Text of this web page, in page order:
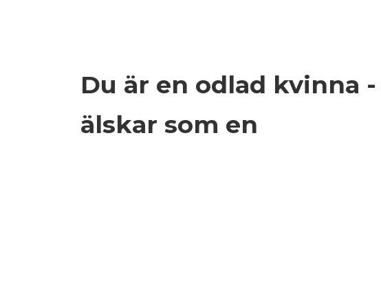
Du är en odlad kvinna
älskar som en